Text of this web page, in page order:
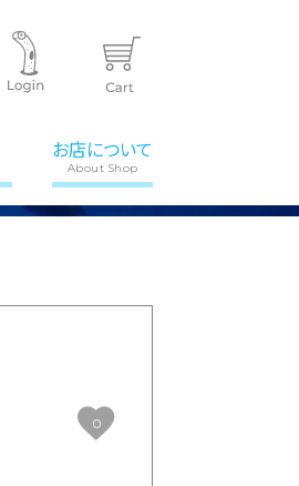
お店について
About Shop
0